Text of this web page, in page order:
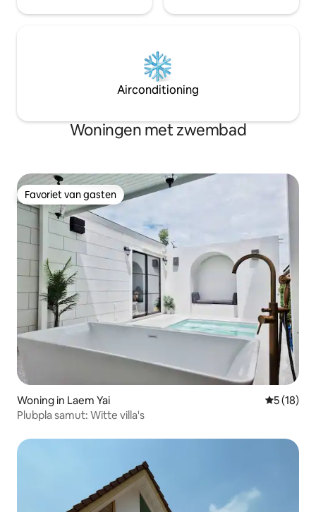
Airconditioning
Woningen met zwembad
Favoriet van gasten
Favoriet van gasten
Woning in Laem Yai
5 (18)
Plubpla samut: Witte villa's